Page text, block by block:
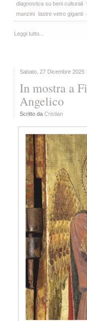
diagnostica su beni culturali
manzini lastre vetro giganti
Leggi tutto...
Sabato, 27 Dicembre 2025
In mostra a
Angelico
Scritto da Cristian